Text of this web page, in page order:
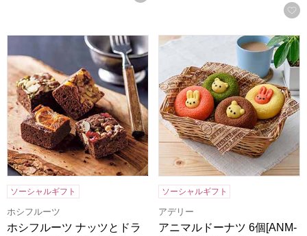
ホシフルーツ ナッツとドライフルーツの贅沢ブラウニー 12
ソーシャルギフト
ホシフルーツ
ホシフルーツ ナッツとドラ
アニマルドーナツ 6個[ANM-
ソーシャルギフト
アデリー
アニマルドーナツ 6個[ANM-